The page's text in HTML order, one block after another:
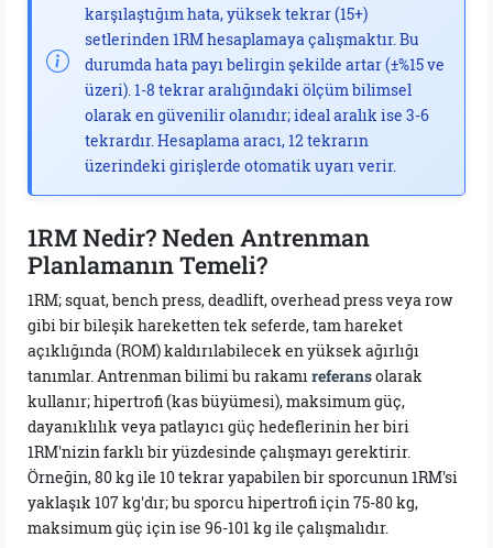
karşılaştığım hata, yüksek tekrar (15+)
setlerinden 1RM hesaplamaya çalışmaktır. Bu
durumda hata payı belirgin şekilde artar (±%15 ve
üzeri). 1-8 tekrar aralığındaki ölçüm bilimsel
olarak en güvenilir olanıdır; ideal aralık ise 3-6
tekrardır. Hesaplama aracı, 12 tekrarın
üzerindeki girişlerde otomatik uyarı verir.
1RM Nedir? Neden Antrenman
Planlamanın Temeli?
1RM; squat, bench press, deadlift, overhead press veya row
gibi bir bileşik hareketten tek seferde, tam hareket
açıklığında (ROM) kaldırılabilecek en yüksek ağırlığı
tanımlar. Antrenman bilimi bu rakamıreferansolarak
kullanır; hipertrofi (kas büyümesi), maksimum güç,
dayanıklılık veya patlayıcı güç hedeflerinin her biri
1RM'nizin farklı bir yüzdesinde çalışmayı gerektirir.
Örneğin, 80 kg ile 10 tekrar yapabilen bir sporcunun 1RM'si
yaklaşık 107 kg'dır; bu sporcu hipertrofi için 75-80 kg,
maksimum güç için ise 96-101 kg ile çalışmalıdır.